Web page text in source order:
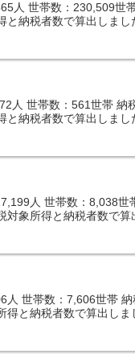
人 世帯数：230,509世
納税者数で算出しまし
人 世帯数：561世帯 納
納税者数で算出しまし
人 世帯数：8,038
象所得と納税者数で算
世帯数：7,606世帯
と納税者数で算出しま